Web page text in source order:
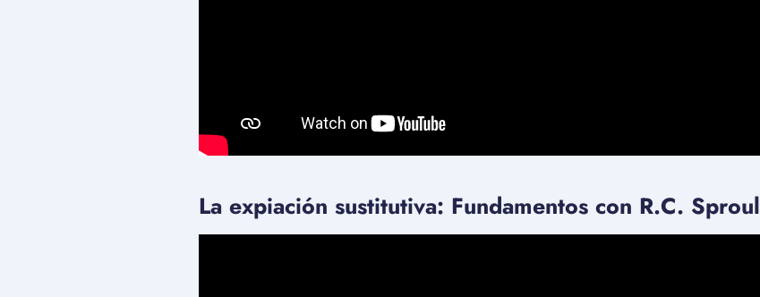
La expiación sustitutiva: Fundamentos con R.C. Sproul